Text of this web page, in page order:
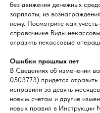
без движения денежных
зарплаты, из
нему. Посмотрите как
справочнике Виды
отразить некассовые
Ошибки прошлых лет
В Сведениях об изменении
0503773) придется
исправили за девять
новым счетам и другие
новых правил в